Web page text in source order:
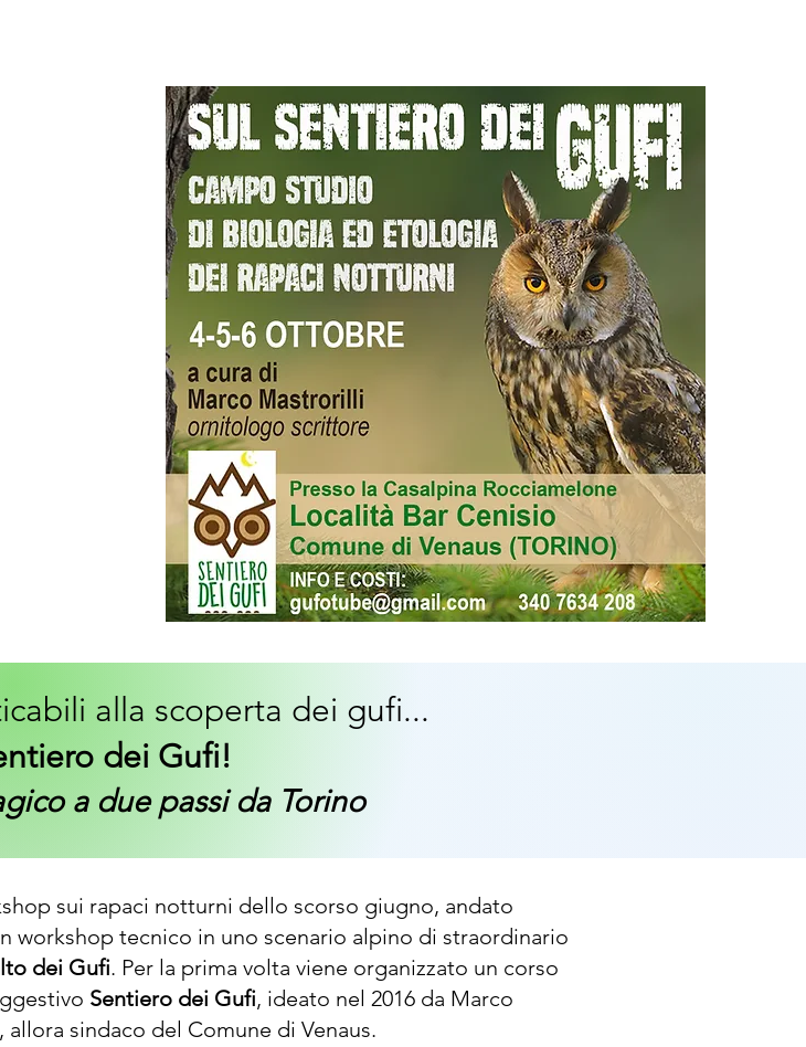
alla scoperta dei gufi...
dei Gufi!
a due passi da Torino
sui rapaci notturni dello scorso giugno, andato
workshop tecnico in uno scenario alpino di straordinario
dei Gufi. Per la prima volta viene organizzato un corso
Sentiero dei Gufi, ideato nel 2016 da Marco
sindaco del Comune di Venaus.